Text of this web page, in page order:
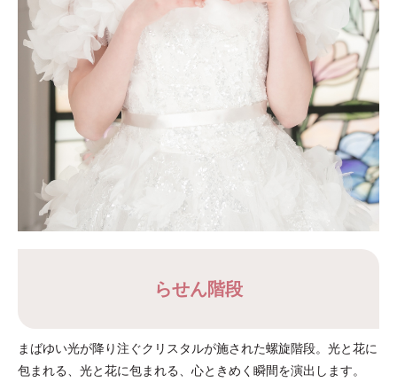
らせん階段
まばゆい光が降り注ぐクリスタルが施された螺旋階段。光と花に
包まれる、光と花に包まれる、心ときめく瞬間を演出します。